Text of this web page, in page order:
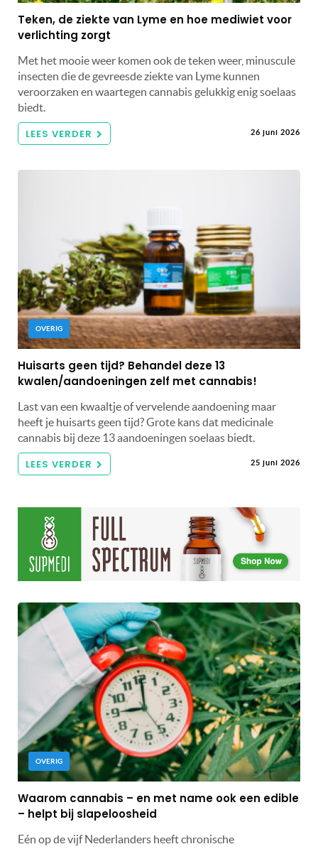
Teken, de ziekte van Lyme en hoe mediwiet voor
verlichting zorgt
Met het mooie weer komen ook de teken weer, minuscule
insecten die de gevreesde ziekte van Lyme kunnen
veroorzaken en waartegen cannabis gelukkig enig soelaas
biedt.
LEES VERDER 26 juni 2026
OVERIG
Huisarts geen tijd? Behandel deze 13
kwalen/aandoeningen zelf met cannabis!
Last van een kwaaltje of vervelende aandoening maar
heeft je huisarts geen tijd? Grote kans dat medicinale
cannabis bij deze 13 aandoeningen soelaas biedt.
LEES VERDER 25 juni 2026
OVERIG
Waarom cannabis – en met name ook een edible
– helpt bij slapeloosheid
Eén op de vijf Nederlanders heeft chronische